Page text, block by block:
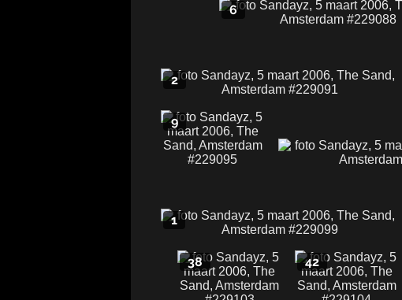
6
2
9
1
38 42